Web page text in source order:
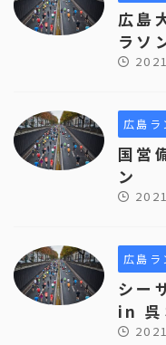
広島
ラソ
広島ラ
国営
ン
広島ラ
シー
in 呉